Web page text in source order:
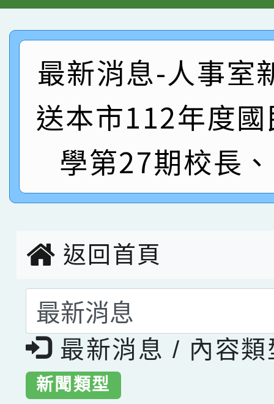
臺灣台語-第二名
名
賀！本校阿巴斯O蜜、
倩參加桃園市科展 國
名 指導老師王老師、
賀！本校四年二班張O
園市英語競賽國小朗讀
指導老師林老師
賀！本校參加桃園市中
賽 劉文瑛教師榮獲教
臺灣台語-第二名
賀！本校參與2026世
市賽榮獲科學小創客佳
最新消息-人事室
送本市112年度
學第27期校長
返回首頁
選擇後頁面內容會更
最新消息 / 內容類
新聞類型